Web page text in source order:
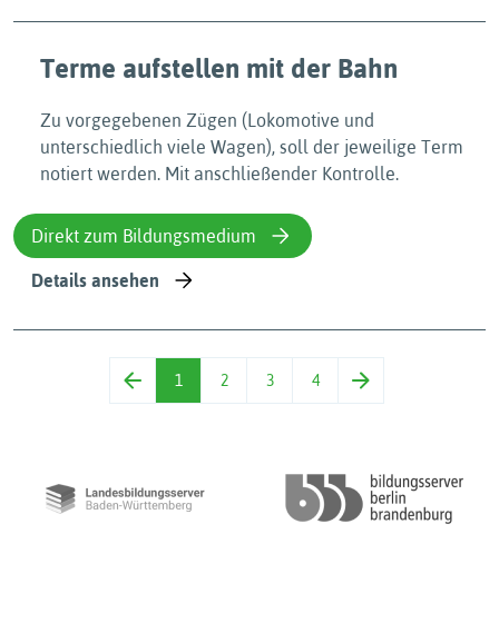
Terme aufstellen mit der Bahn
Zu vorgegebenen Zügen (Lokomotive und
unterschiedlich viele Wagen), soll der jeweilige Term
notiert werden. Mit anschließender Kontrolle.
Direkt zum Bildungsmedium
Details ansehen
1 2 3 4